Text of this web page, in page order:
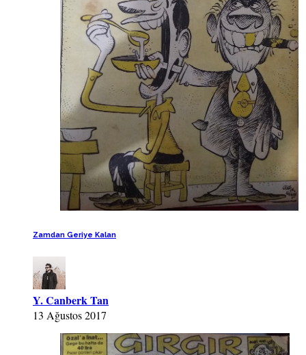
Zamdan Geriye Kalan
Y. Canberk Tan
13 Ağustos 2017